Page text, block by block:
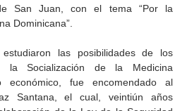
San Juan, con el tema “Por la
Dominicana”.
las posibilidades de los
la Socialización de la Medicina
económico, fue encomendado al
Santana, el cual, veintiún años